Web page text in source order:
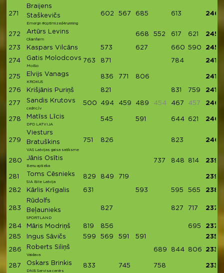
271
Braijens
Staškevičs
Emergn #optimized4running
602 567 685 613 2467
272 Artūrs Levins
Olainfarm
668 552 617 621 2458
273 Kaspars Vilcāns 573 627 660 590 2450
274 Gatis Molodcovs
MoBo
763 871 784 2418
275 Elvijs Vanags
KROKUS
836 771 806 2413
276 Krišjānis Puriņš 821 831 759 2411
277 Sandis Krutovs
cedric.lv
500 494 459 489 454 467 457 2409
278 Matīss Līcis
DPD LATVIJA
545 591 644 621 2401
279
Viesturs
Bratuškins
VAS Latvijas gaisa satiksme
751 826 823 2400
280 Jānis Osītis
Benu aptieka
737 848 814 2399
281 Toms Cēsnieks
SIA Bite Latvija
829 849 719 2397
282 Kārlis Krīgalis 631 593 595 565 2384
283
Rūdolfs
Beļaunieks
SPORTLAND
827 827 717 2371
284 Māris Modriņš 819 856 695
2370
285
Ingus Sāvičs 599 569 591 591 2350
286 Roberts Siliņš
Vaidava
689 844 806 2339
287 Oskars Brinkis
DNB Servisa centrs
833 745 758 2336